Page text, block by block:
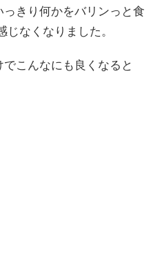
きり何かをバリンっと食
なくなりました。
こんなにも良くなると